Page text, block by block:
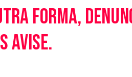
forma,
avise.